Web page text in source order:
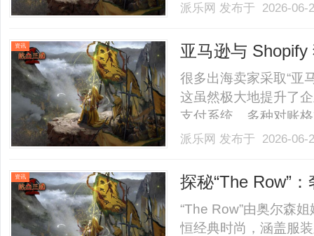
派乐网 发布于 2026-
资讯
亚马逊与
一收单管理？
很多出海卖家采取“亚
这虽然极大地提升了
支付系统、多种对账
台、Shopify收单工具
全渠道资金一盘棋的
派乐网 发布于 2026-
资讯 探秘“The Row”
“The Row”由奥尔森
恒经典时尚，涵盖服